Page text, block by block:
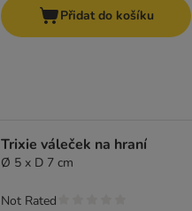
Přidat do košíku
Trixie váleček na hraní
Ø 5 x D 7 cm
Not Rated